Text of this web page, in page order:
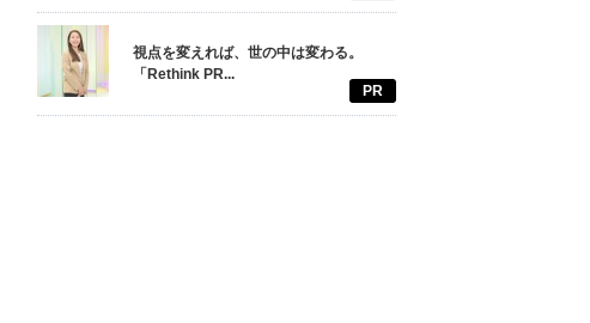
視点を変えれば、世の中は変わる。
「Rethink PR...
PR